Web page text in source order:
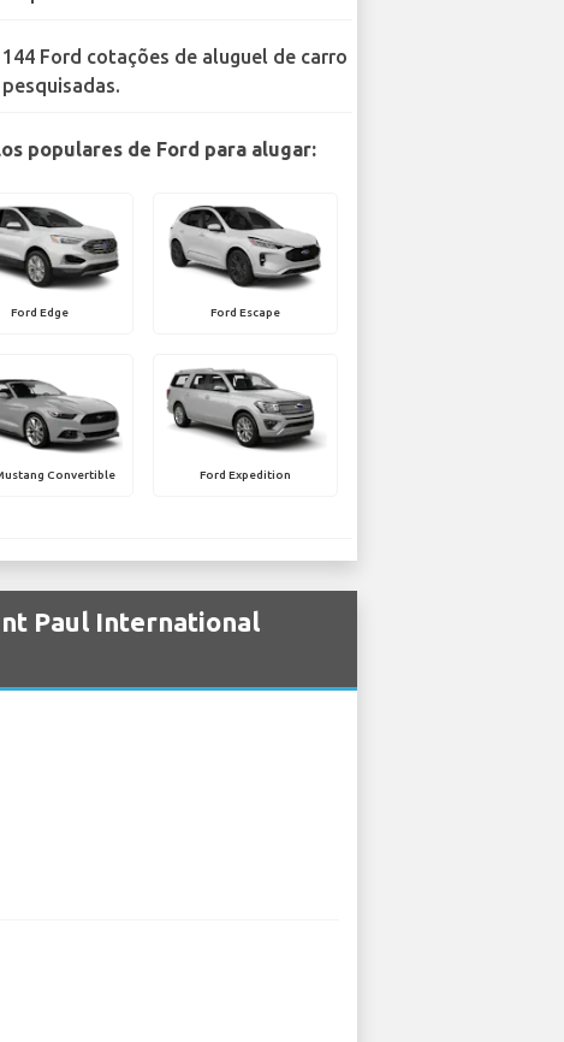
144 Ford cotações de aluguel de carro
pesquisadas.
populares de Ford para alugar:
Ford Edge Ford Escape
Convertible Ford Expedition
Paul International